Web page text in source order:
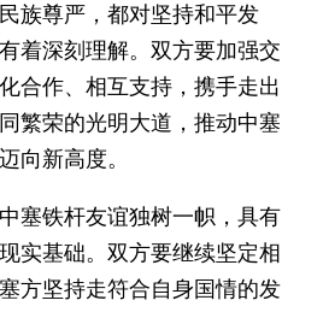
族尊严，都对坚持和平发
着深刻理解。双方要加强交
合作、相互支持，携手走出
繁荣的光明大道，推动中塞
向新高度。
塞铁杆友谊独树一帜，具有
实基础。双方要继续坚定相
方坚持走符合自身国情的发